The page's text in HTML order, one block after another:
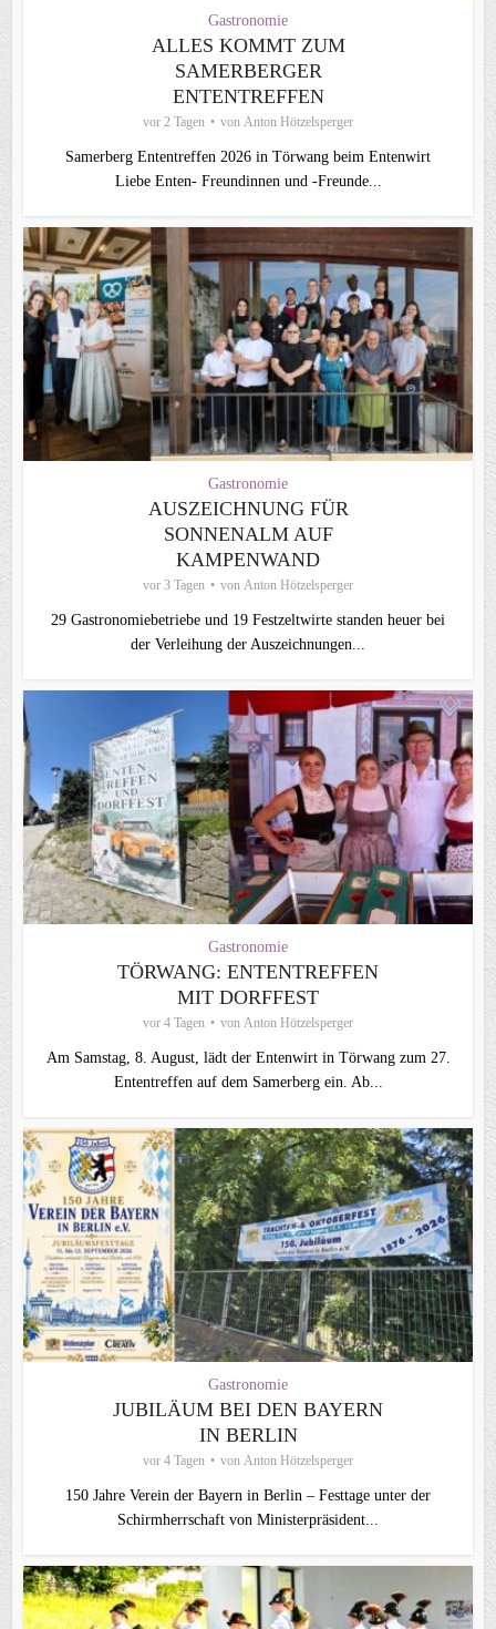
Gastronomie
ALLES KOMMT ZUM
SAMERBERGER
ENTENTREFFEN
vor 2 Tagen von Anton Hötzelsperger
Samerberg Ententreffen 2026 in Törwang beim Entenwirt
Liebe Enten- Freundinnen und -Freunde...
Gastronomie
AUSZEICHNUNG FÜR
SONNENALM AUF
KAMPENWAND
vor 3 Tagen von Anton Hötzelsperger
29 Gastronomiebetriebe und 19 Festzeltwirte standen heuer bei
der Verleihung der Auszeichnungen...
Gastronomie
TÖRWANG: ENTENTREFFEN
MIT DORFFEST
vor 4 Tagen von Anton Hötzelsperger
Am Samstag, 8. August, lädt der Entenwirt in Törwang zum 27.
Ententreffen auf dem Samerberg ein. Ab...
Gastronomie
JUBILÄUM BEI DEN BAYERN
IN BERLIN
vor 4 Tagen von Anton Hötzelsperger
150 Jahre Verein der Bayern in Berlin – Festtage unter der
Schirmherrschaft von Ministerpräsident...